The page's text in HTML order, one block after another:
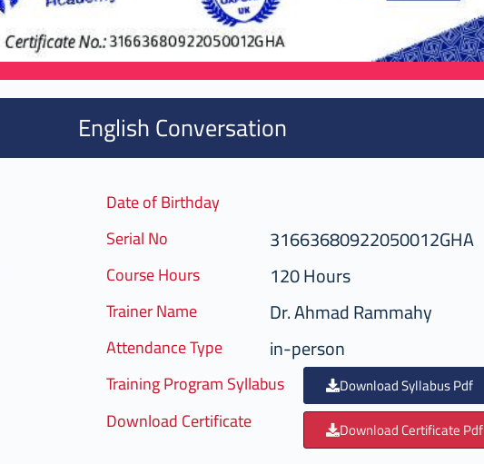
English Conversation
Date of Birthday
Serial No 31663680922050012GHA
Course Hours 120 Hours
Trainer Name Dr. Ahmad Rammahy
Attendance Type in-person
Training Program Syllabus Download Syllabus Pdf
Download Certificate Download Certificate Pdf